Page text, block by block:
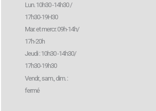
Lun. 10h30 -14h30 /
17h30-19H30
Mar. et mercr. 09h-14h/
17h-20h
Jeudi : 10h30 -14h30/
17h30-19h30
Vendr., sam., dim. :
fermé